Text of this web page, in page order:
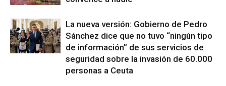
La nueva versión: Gobierno de Pedro
Sánchez dice que no tuvo “ningún tipo
de información” de sus servicios de
seguridad sobre la invasión de 60.000
personas a Ceuta